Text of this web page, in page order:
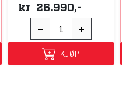
kr 26.990,-
KJØP